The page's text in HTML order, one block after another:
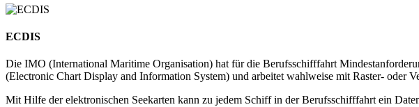
ECDIS
Die IMO (International Maritime Organisation) hat für die Berufsschifffahrt
(Electronic Chart Display and Information System) und arbeitet wahlweise mit Raster- oder
Mit Hilfe der elektronischen Seekarten kann zu jedem Schiff in der Berufsschifffahrt ein